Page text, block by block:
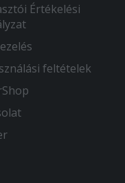
Értékelési
feltételek